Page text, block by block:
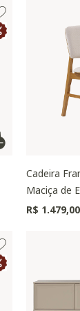
Cadeira
Maciça de
R$ 1.479,00